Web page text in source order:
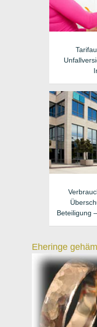
Beteiligung
Eheringe